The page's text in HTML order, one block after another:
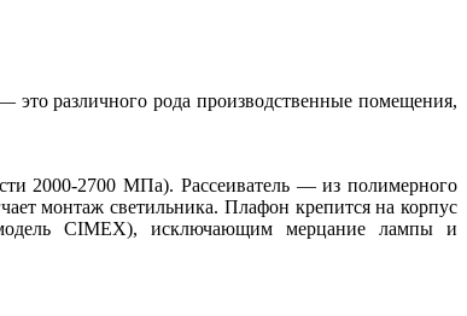
различного рода производственные помещения,
2000-2700 МПа). Рассеиватель — из полимерного
монтаж светильника. Плафон крепится на корпус
CIMEX), исключающим мерцание лампы и